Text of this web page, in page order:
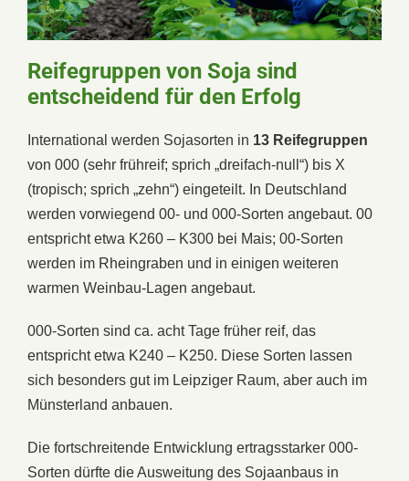
Reifegruppen von Soja sind
entscheidend für den Erfolg
International werden Sojasorten in 13 Reifegruppen
von 000 (sehr frühreif; sprich „dreifach-null“) bis X
(tropisch; sprich „zehn“) eingeteilt. In Deutschland
werden vorwiegend 00- und 000-Sorten angebaut. 00
entspricht etwa K260 – K300 bei Mais; 00-Sorten
werden im Rheingraben und in einigen weiteren
warmen Weinbau-Lagen angebaut.
000-Sorten sind ca. acht Tage früher reif, das
entspricht etwa K240 – K250. Diese Sorten lassen
sich besonders gut im Leipziger Raum, aber auch im
Münsterland anbauen.
Die fortschreitende Entwicklung ertragsstarker 000-
Sorten dürfte die Ausweitung des Sojaanbaus in